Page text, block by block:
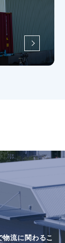
more
流に関わるこ